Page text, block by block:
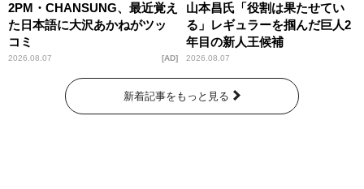
2PM・CHANSUNG、最近覚え
た日本語に大沢あかねがツッ
コミ
2026.08.07 AD
山本昌氏「役割は果たせてい
る」レギュラーを掴んだ巨人2
年目の新人王候補
2026.08.07
新着記事をもっと見る